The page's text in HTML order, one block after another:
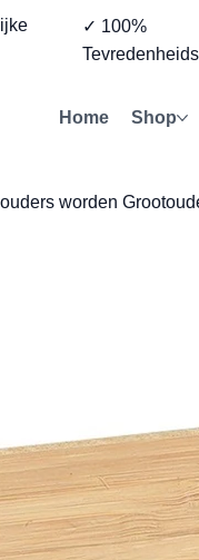
✓ 100%
Home Shop
worden